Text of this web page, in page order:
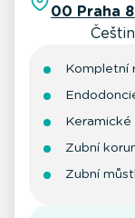
00 Praha
Kompletní
Zubní
Zubní